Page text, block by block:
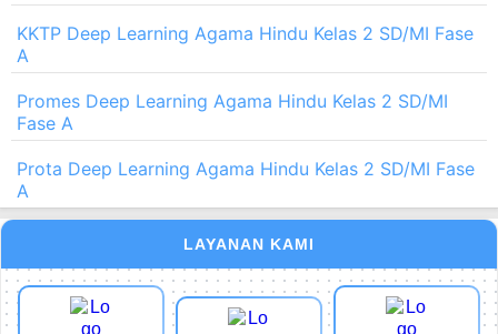
KKTP Deep Learning Agama Hindu Kelas 2 SD/MI Fase
A
Promes Deep Learning Agama Hindu Kelas 2 SD/MI
Fase A
Prota Deep Learning Agama Hindu Kelas 2 SD/MI Fase
A
LAYANAN KAMI